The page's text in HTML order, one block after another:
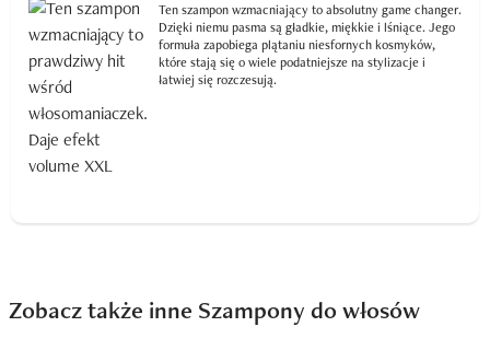
Ten szampon wzmacniający to absolutny game changer.
Dzięki niemu pasma są gładkie, miękkie i lśniące. Jego
formuła zapobiega plątaniu niesfornych kosmyków,
które stają się o wiele podatniejsze na stylizacje i
łatwiej się rozczesują.
Zobacz także inne Szampony do włosów